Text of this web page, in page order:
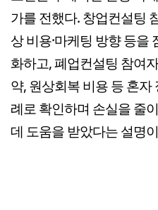
가를 전했다. 창업컨설팅
상 비용·마케팅 방향 등을
화하고, 폐업컨설팅 참여
약, 원상회복 비용 등 혼
례로 확인하며 손실을 줄
데 도움을 받았다는 설명